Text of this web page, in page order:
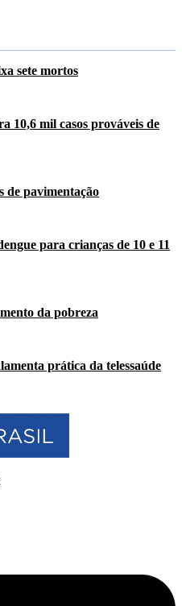
sete mortos
10,6 mil casos prováveis de
de pavimentação
para crianças de 10 e 11
da pobreza
prática da telessaúde